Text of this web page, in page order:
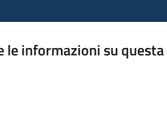
le informazioni su questa